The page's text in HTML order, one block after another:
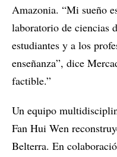
Amazonia. “Mi sueño
laboratorio de ciencias
estudiantes y a los
enseñanza”, dice
factible.”
Un equipo
Fan Hui Wen
Belterra. En